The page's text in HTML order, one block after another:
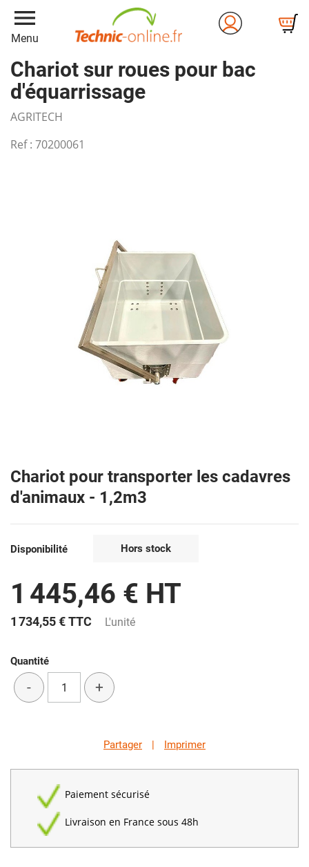
menu
Menu
Chariot sur roues pour bac
d'équarrissage
AGRITECH
Ref : 70200061
Chariot pour transporter les cadavres
d'animaux - 1,2m3
Disponibilité Hors stock
1 445,46 € HT
1 734,55 €TTC L'unité
Quantité
- +
Partager | Imprimer
Paiement sécurisé
Livraison en France sous 48h